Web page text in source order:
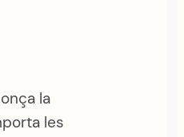
la
les